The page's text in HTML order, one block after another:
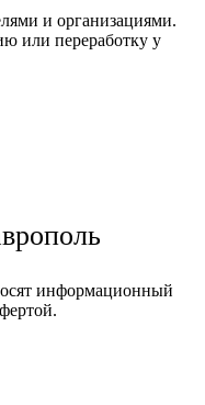
и организациями.
или переработку у
информационный